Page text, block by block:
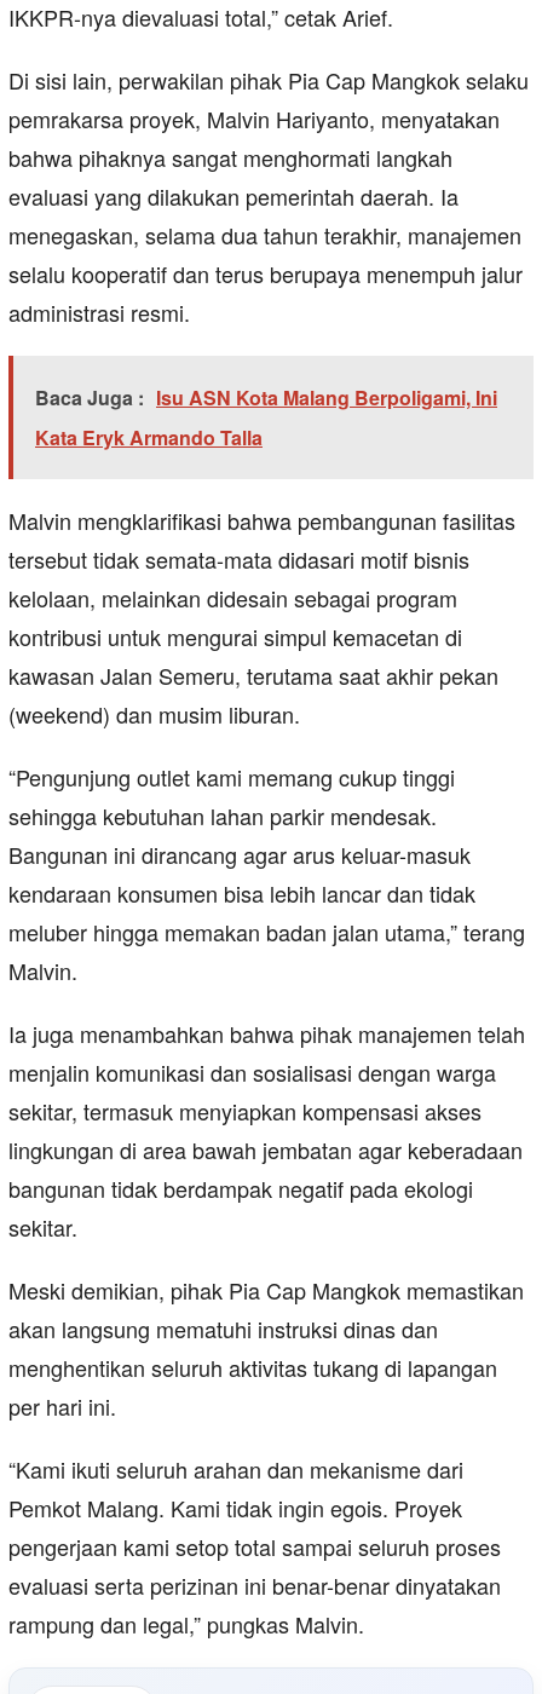
IKKPR-nya dievaluasi total,” cetak Arief.
Di sisi lain, perwakilan pihak Pia Cap Mangkok selaku
pemrakarsa proyek, Malvin Hariyanto, menyatakan
bahwa pihaknya sangat menghormati langkah
evaluasi yang dilakukan pemerintah daerah. Ia
menegaskan, selama dua tahun terakhir, manajemen
selalu kooperatif dan terus berupaya menempuh jalur
administrasi resmi.
Baca Juga : Isu ASN Kota Malang Berpoligami, Ini
Kata Eryk Armando Talla
Malvin mengklarifikasi bahwa pembangunan fasilitas
tersebut tidak semata-mata didasari motif bisnis
kelolaan, melainkan didesain sebagai program
kontribusi untuk mengurai simpul kemacetan di
kawasan Jalan Semeru, terutama saat akhir pekan
(weekend) dan musim liburan.
“Pengunjung outlet kami memang cukup tinggi
sehingga kebutuhan lahan parkir mendesak.
Bangunan ini dirancang agar arus keluar-masuk
kendaraan konsumen bisa lebih lancar dan tidak
meluber hingga memakan badan jalan utama,” terang
Malvin.
Ia juga menambahkan bahwa pihak manajemen telah
menjalin komunikasi dan sosialisasi dengan warga
sekitar, termasuk menyiapkan kompensasi akses
lingkungan di area bawah jembatan agar keberadaan
bangunan tidak berdampak negatif pada ekologi
sekitar.
Meski demikian, pihak Pia Cap Mangkok memastikan
akan langsung mematuhi instruksi dinas dan
menghentikan seluruh aktivitas tukang di lapangan
per hari ini.
“Kami ikuti seluruh arahan dan mekanisme dari
Pemkot Malang. Kami tidak ingin egois. Proyek
pengerjaan kami setop total sampai seluruh proses
evaluasi serta perizinan ini benar-benar dinyatakan
rampung dan legal,” pungkas Malvin.